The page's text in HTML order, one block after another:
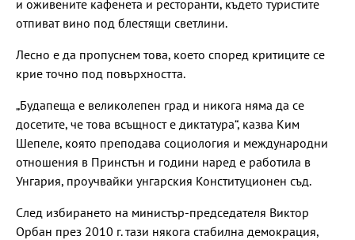
и оживените кафенета и ресторанти, където туристите
отпиват вино под блестящи светлини.
Лесно е да пропуснем това, което според критиците се
крие точно под повърхността.
„Будапеща е великолепен град и никога няма да се
досетите, че това всъщност е диктатура“, казва Ким
Шепеле, която преподава социология и международни
отношения в Принстън и години наред е работила в
Унгария, проучвайки унгарския Конституционен съд.
След избирането на министър-председателя Виктор
Орбан през 2010 г. тази някога стабилна демокрация,